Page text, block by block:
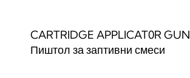
CARTRIDGE APPLICAT0R GUN
Пиштол за заптивни смеси